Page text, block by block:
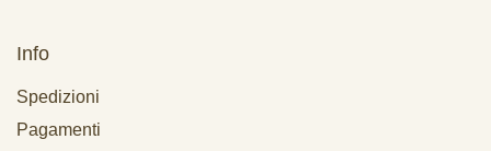
Info
Spedizioni
Pagamenti